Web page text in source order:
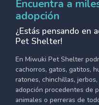
Encuentra a
adopción
¿Estás pensando en
Pet Shelter!
En Miwuki Pet Shelter
cachorros, gatos, gatitos,
ratones, chinchillas,
adopción procedentes de
animales o perreras de